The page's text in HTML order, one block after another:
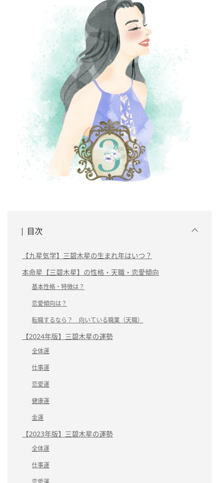
目次
【九星気学】三碧木星の生まれ年はいつ？
本命星【三碧木星】の性格・天職・恋愛傾向
基本性格・特徴は？
恋愛傾向は？
転職するなら？ 向いている職業（天職）
【2024年版】三碧木星の運勢
全体運
仕事運
恋愛運
健康運
金運
【2023年版】三碧木星の運勢
全体運
仕事運